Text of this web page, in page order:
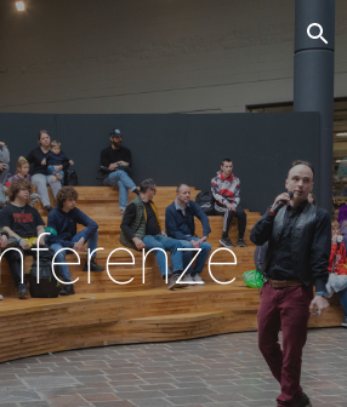
Skip to navigation